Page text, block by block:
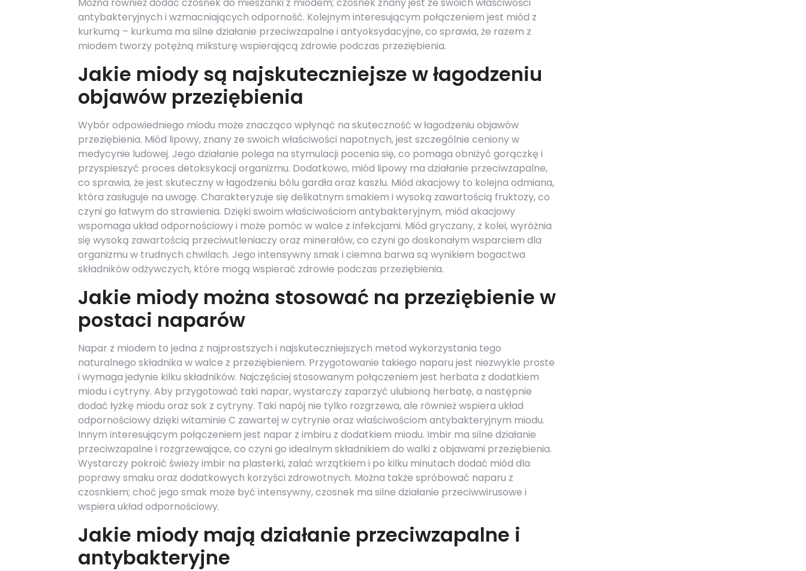
antybakteryjnych i wzmacniających odporność. Kolejnym interesującym połączeniem jest miód z
kurkumą – kurkuma ma silne działanie przeciwzapalne i antyoksydacyjne, co sprawia, że razem z
miodem tworzy potężną miksturę wspierającą zdrowie podczas przeziębienia.
Jakie miody są najskuteczniejsze w łagodzeniu
objawów przeziębienia
Wybór odpowiedniego miodu może znacząco wpłynąć na skuteczność w łagodzeniu objawów
przeziębienia. Miód lipowy, znany ze swoich właściwości napotnych, jest szczególnie ceniony w
medycynie ludowej. Jego działanie polega na stymulacji pocenia się, co pomaga obniżyć gorączkę i
przyspieszyć proces detoksykacji organizmu. Dodatkowo, miód lipowy ma działanie przeciwzapalne,
co sprawia, że jest skuteczny w łagodzeniu bólu gardła oraz kaszlu. Miód akacjowy to kolejna odmiana,
która zasługuje na uwagę. Charakteryzuje się delikatnym smakiem i wysoką zawartością fruktozy, co
czyni go łatwym do strawienia. Dzięki swoim właściwościom antybakteryjnym, miód akacjowy
wspomaga układ odpornościowy i może pomóc w walce z infekcjami. Miód gryczany, z kolei, wyróżnia
się wysoką zawartością przeciwutleniaczy oraz minerałów, co czyni go doskonałym wsparciem dla
organizmu w trudnych chwilach. Jego intensywny smak i ciemna barwa są wynikiem bogactwa
składników odżywczych, które mogą wspierać zdrowie podczas przeziębienia.
Jakie miody można stosować na przeziębienie w
postaci naparów
Napar z miodem to jedna z najprostszych i najskuteczniejszych metod wykorzystania tego
naturalnego składnika w walce z przeziębieniem. Przygotowanie takiego naparu jest niezwykle proste
i wymaga jedynie kilku składników. Najczęściej stosowanym połączeniem jest herbata z dodatkiem
miodu i cytryny. Aby przygotować taki napar, wystarczy zaparzyć ulubioną herbatę, a następnie
dodać łyżkę miodu oraz sok z cytryny. Taki napój nie tylko rozgrzewa, ale również wspiera układ
odpornościowy dzięki witaminie C zawartej w cytrynie oraz właściwościom antybakteryjnym miodu.
Innym interesującym połączeniem jest napar z imbiru z dodatkiem miodu. Imbir ma silne działanie
przeciwzapalne i rozgrzewające, co czyni go idealnym składnikiem do walki z objawami przeziębienia.
Wystarczy pokroić świeży imbir na plasterki, zalać wrzątkiem i po kilku minutach dodać miód dla
poprawy smaku oraz dodatkowych korzyści zdrowotnych. Można także spróbować naparu z
czosnkiem; choć jego smak może być intensywny, czosnek ma silne działanie przeciwwirusowe i
wspiera układ odpornościowy.
Jakie miody mają działanie przeciwzapalne i
antybakteryjne